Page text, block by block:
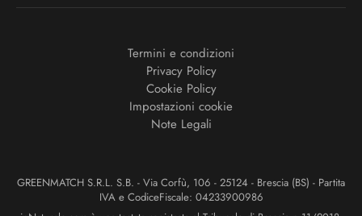
Termini e condizioni
Privacy Policy
Cookie Policy
Impostazioni cookie
Note Legali
GREENMATCH S.R.L. S.B. - Via Corfù, 106 - 25124 - Brescia (BS) - Partita
IVA e CodiceFiscale: 04233900986